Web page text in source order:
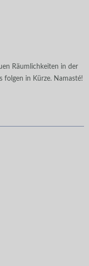
Räumlichkeiten in der
folgen in Kürze. Namasté!